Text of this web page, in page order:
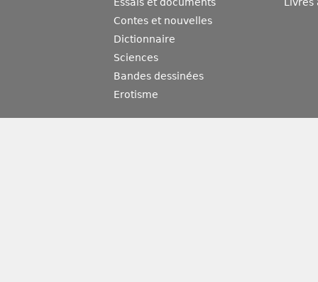
Essais et documents
Contes et nouvelles
Dictionnaire
Sciences
Bandes dessinées
Erotisme
Livres